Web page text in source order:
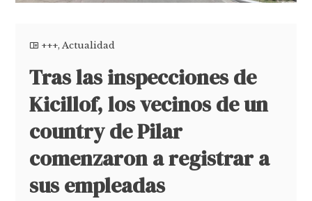
+++,Actualidad
Tras las inspecciones de
Kicillof, los vecinos de un
country de Pilar
comenzaron a registrar a
sus empleadas